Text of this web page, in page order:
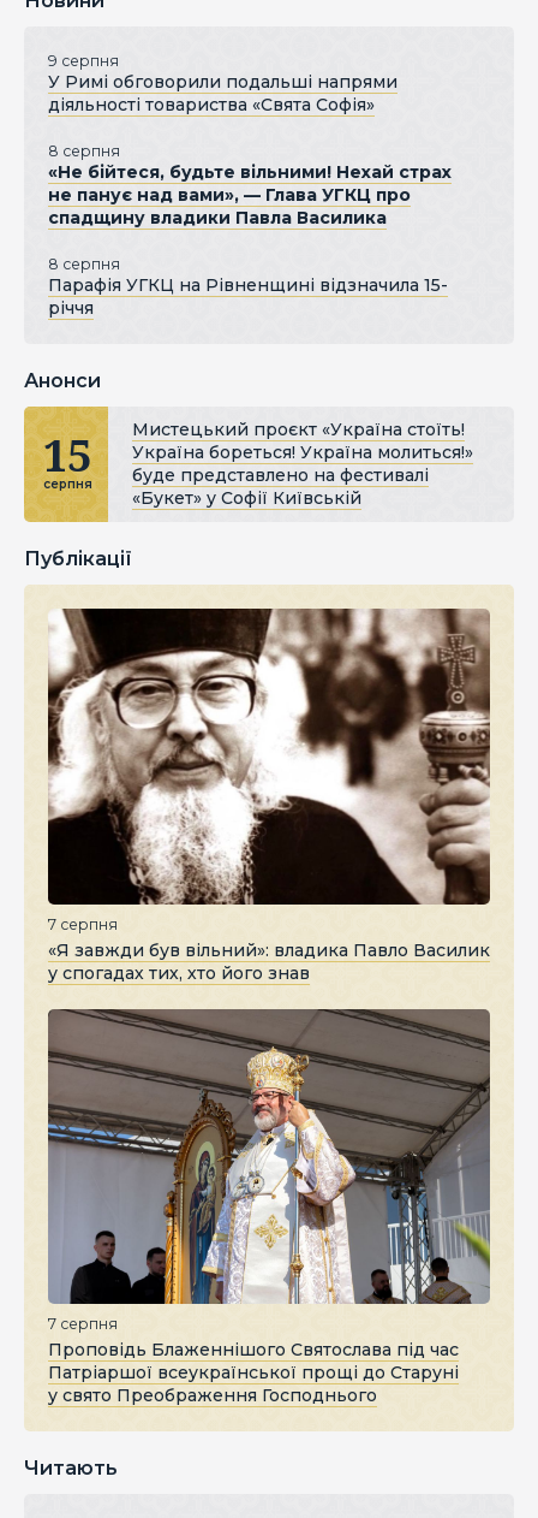
9 серпня
У Римі обговорили подальші напрями
діяльності товариства «Свята Софія»
8 серпня
«Не бійтеся, будьте вільними! Нехай страх
не панує над вами», — Глава УГКЦ про
спадщину владики Павла Василика
8 серпня
Парафія УГКЦ на Рівненщині відзначила 15-
річчя
Анонси
15
серпня
Мистецький проєкт «Україна стоїть!
Україна бореться! Україна молиться!»
буде представлено на фестивалі
«Букет» у Софії Київській
Публікації
7 серпня
«Я завжди був вільний»: владика Павло Василик
у спогадах тих, хто його знав
7 серпня
Проповідь Блаженнішого Святослава під час
Патріаршої всеукраїнської прощі до Старуні
у свято Преображення Господнього
Читають